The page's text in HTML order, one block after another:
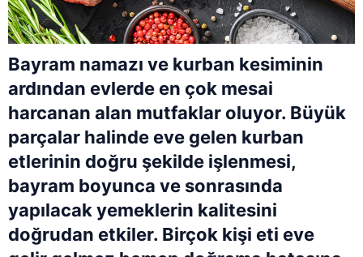
Bayram namazı ve kurban kesiminin
ardından evlerde en çok mesai
harcanan alan mutfaklar oluyor. Büyük
parçalar halinde eve gelen kurban
etlerinin doğru şekilde işlenmesi,
bayram boyunca ve sonrasında
yapılacak yemeklerin kalitesini
doğrudan etkiler. Birçok kişi eti eve